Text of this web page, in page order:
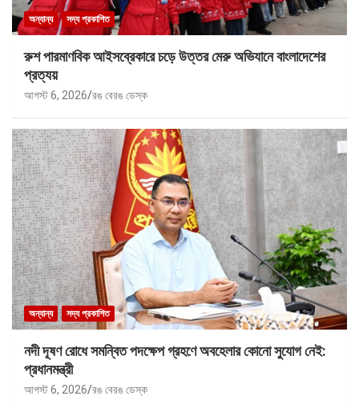
অন্যান্য সদ্য প্রকাশিত
রুশ পারমাণবিক আইসব্রেকারে চড়ে উত্তর মেরু অভিযানে বাংলাদেশের
প্রত্যয়
আগস্ট 6, 2026 রঙ বেরঙ ডেস্ক
অন্যান্য সদ্য প্রকাশিত
নদী দূষণ রোধে সমন্বিত পদক্ষেপ গ্রহণে অবহেলার কোনো সুযোগ নেই:
প্রধানমন্ত্রী
আগস্ট 6, 2026 রঙ বেরঙ ডেস্ক